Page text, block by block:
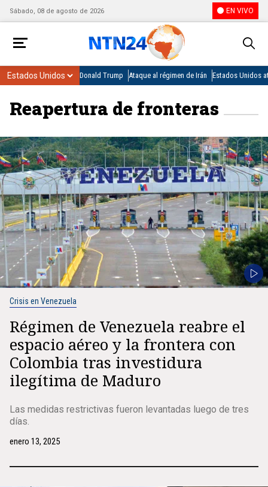
Sábado, 08 de agosto de 2026 EN VIVO
Donald Trump Ataque al régimen de Irán Estados Unidos
Reapertura de fronteras
Crisis en Venezuela
Régimen de Venezuela reabre el
espacio aéreo y la frontera con
Colombia tras investidura
ilegítima de Maduro
Las medidas restrictivas fueron levantadas luego de tres
días.
enero 13, 2025